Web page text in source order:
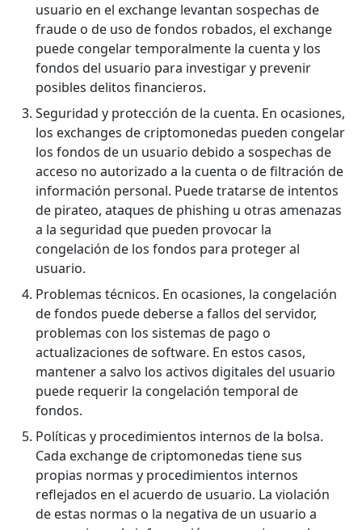
usuario en el exchange levantan sospechas de
fraude o de uso de fondos robados, el exchange
puede congelar temporalmente la cuenta y los
fondos del usuario para investigar y prevenir
posibles delitos financieros.
Seguridad y protección de la cuenta. En ocasiones,
los exchanges de criptomonedas pueden congelar
los fondos de un usuario debido a sospechas de
acceso no autorizado a la cuenta o de filtración de
información personal. Puede tratarse de intentos
de pirateo, ataques de phishing u otras amenazas
a la seguridad que pueden provocar la
congelación de los fondos para proteger al
usuario.
Problemas técnicos. En ocasiones, la congelación
de fondos puede deberse a fallos del servidor,
problemas con los sistemas de pago o
actualizaciones de software. En estos casos,
mantener a salvo los activos digitales del usuario
puede requerir la congelación temporal de
fondos.
Políticas y procedimientos internos de la bolsa.
Cada exchange de criptomonedas tiene sus
propias normas y procedimientos internos
reflejados en el acuerdo de usuario. La violación
de estas normas o la negativa de un usuario a